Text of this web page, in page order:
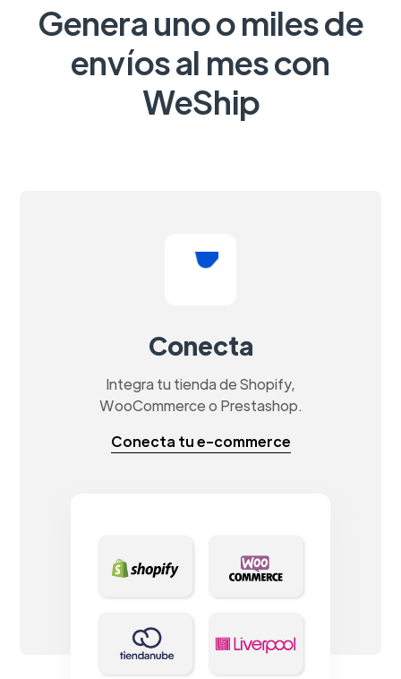
Genera uno o miles de
envíos al mes con
WeShip
Conecta
Integra tu tienda de Shopify,
WooCommerce o Prestashop.
Conecta tu e-commerce